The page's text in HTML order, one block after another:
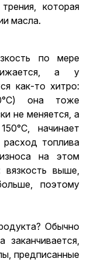
которая
масла.
по мере
а у
как-то хитро:
она тоже
не меняется, а
начинает
топлива
на этом
выше,
поэтому
Обычно
предписанные